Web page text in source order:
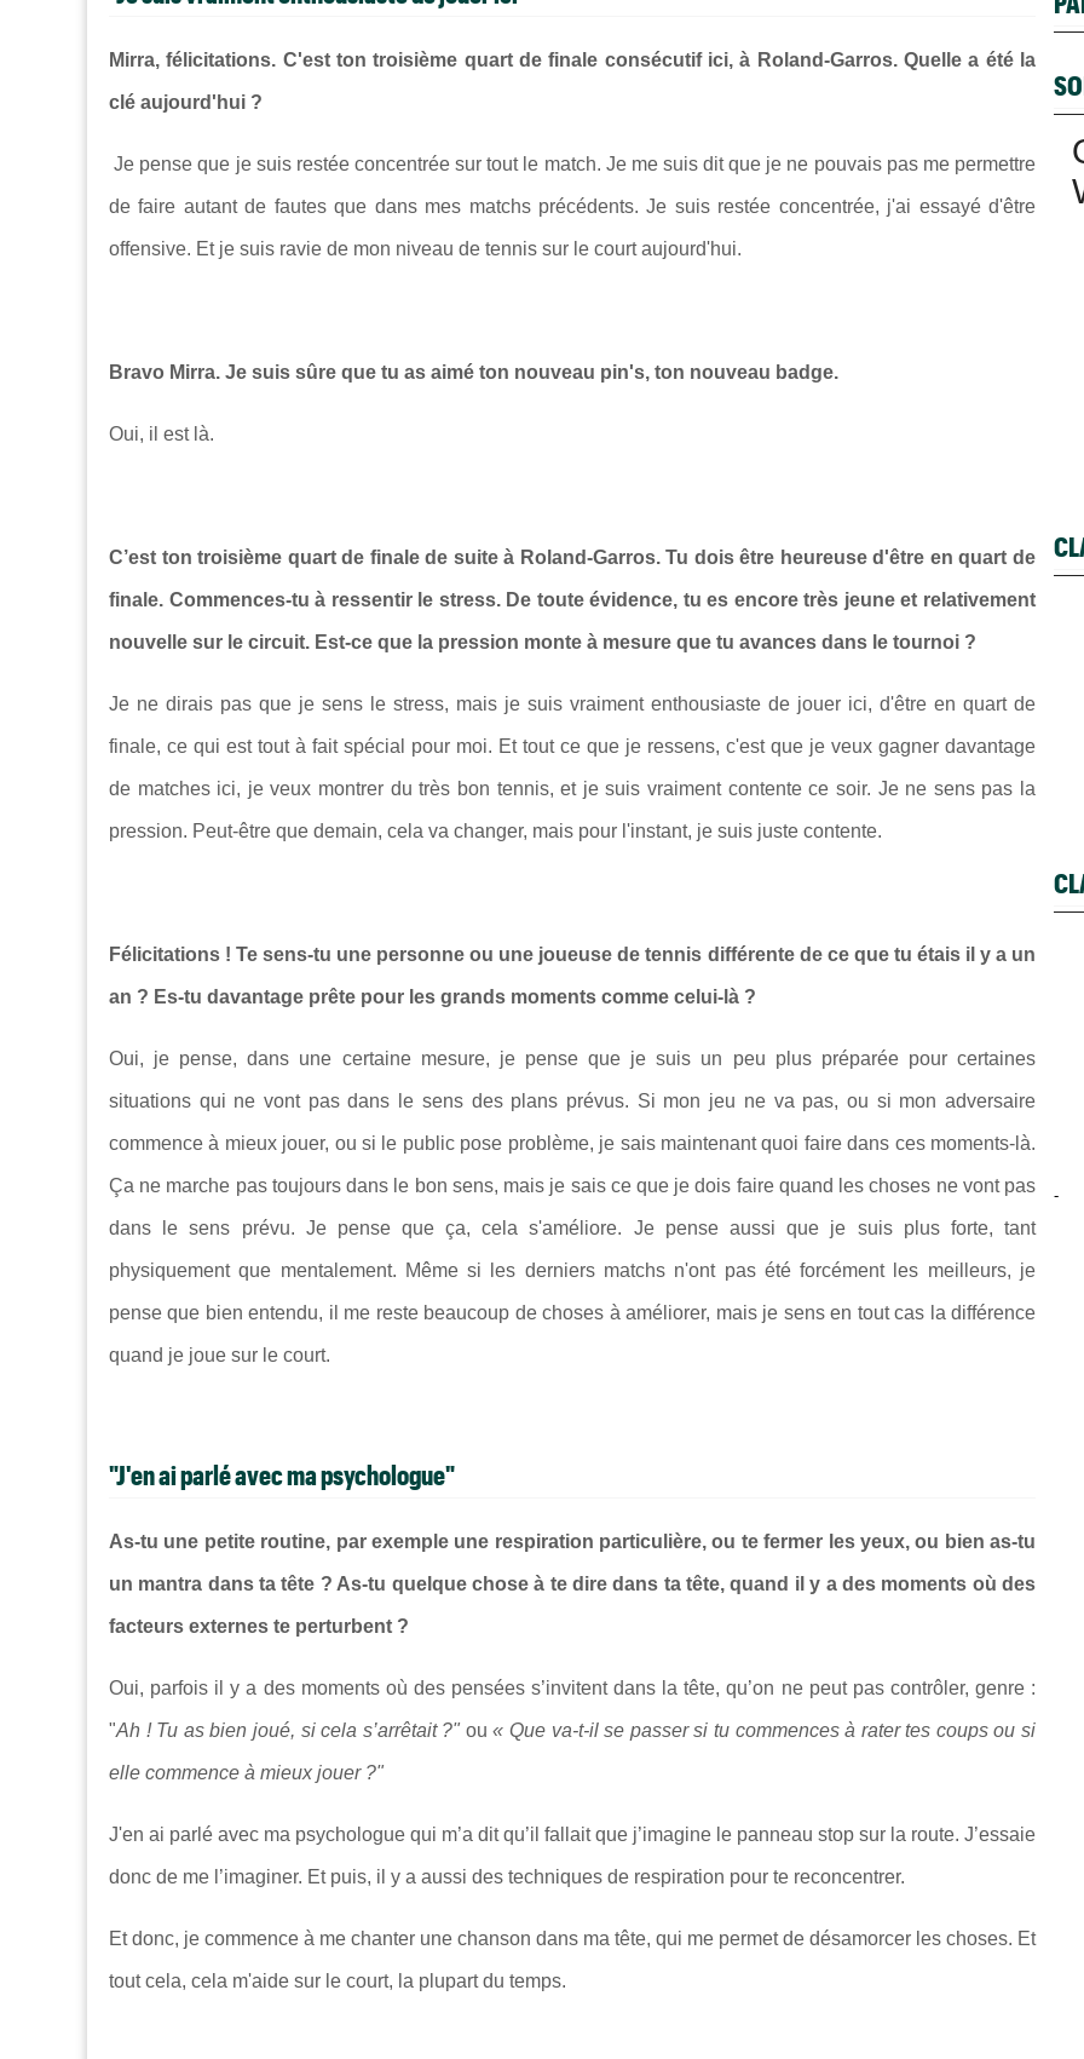
Mirra, félicitations. C'est ton troisième quart de finale consécutif ici, à Roland-Garros. Quelle a été la
clé aujourd'hui ?
Je pense que je suis restée concentrée sur tout le match. Je me suis dit que je ne pouvais pas me permettre
de faire autant de fautes que dans mes matchs précédents. Je suis restée concentrée, j'ai essayé d'être
offensive. Et je suis ravie de mon niveau de tennis sur le court aujourd'hui.
Bravo Mirra. Je suis sûre que tu as aimé ton nouveau pin's, ton nouveau badge.
Oui, il est là.
C’est ton troisième quart de finale de suite à Roland-Garros. Tu dois être heureuse d'être en quart de
finale. Commences-tu à ressentir le stress. De toute évidence, tu es encore très jeune et relativement
nouvelle sur le circuit. Est-ce que la pression monte à mesure que tu avances dans le tournoi ?
Je ne dirais pas que je sens le stress, mais je suis vraiment enthousiaste de jouer ici, d'être en quart de
finale, ce qui est tout à fait spécial pour moi. Et tout ce que je ressens, c'est que je veux gagner davantage
de matches ici, je veux montrer du très bon tennis, et je suis vraiment contente ce soir. Je ne sens pas la
pression. Peut-être que demain, cela va changer, mais pour l'instant, je suis juste contente.
Félicitations ! Te sens-tu une personne ou une joueuse de tennis différente de ce que tu étais il y a un
an ? Es-tu davantage prête pour les grands moments comme celui-là ?
Oui, je pense, dans une certaine mesure, je pense que je suis un peu plus préparée pour certaines
situations qui ne vont pas dans le sens des plans prévus. Si mon jeu ne va pas, ou si mon adversaire
commence à mieux jouer, ou si le public pose problème, je sais maintenant quoi faire dans ces moments-là.
Ça ne marche pas toujours dans le bon sens, mais je sais ce que je dois faire quand les choses ne vont pas
dans le sens prévu. Je pense que ça, cela s'améliore. Je pense aussi que je suis plus forte, tant
physiquement que mentalement. Même si les derniers matchs n'ont pas été forcément les meilleurs, je
pense que bien entendu, il me reste beaucoup de choses à améliorer, mais je sens en tout cas la différence
quand je joue sur le court.
"J'en ai parlé avec ma psychologue"
As-tu une petite routine, par exemple une respiration particulière, ou te fermer les yeux, ou bien as-tu
un mantra dans ta tête ? As-tu quelque chose à te dire dans ta tête, quand il y a des moments où des
facteurs externes te perturbent ?
Oui, parfois il y a des moments où des pensées s’invitent dans la tête, qu’on ne peut pas contrôler, genre :
"Ah ! Tu as bien joué, si cela s’arrêtait ?" ou « Que va-t-il se passer si tu commences à rater tes coups ou si
elle commence à mieux jouer ?"
J'en ai parlé avec ma psychologue qui m’a dit qu’il fallait que j’imagine le panneau stop sur la route. J’essaie
donc de me l’imaginer. Et puis, il y a aussi des techniques de respiration pour te reconcentrer.
Et donc, je commence à me chanter une chanson dans ma tête, qui me permet de désamorcer les choses. Et
tout cela, cela m'aide sur le court, la plupart du temps.
-